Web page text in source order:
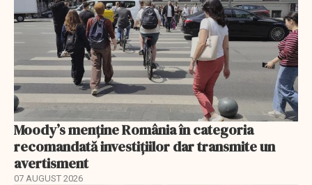
Moody’s menține România în categoria
recomandată investițiilor dar transmite un
avertisment
07 AUGUST 2026